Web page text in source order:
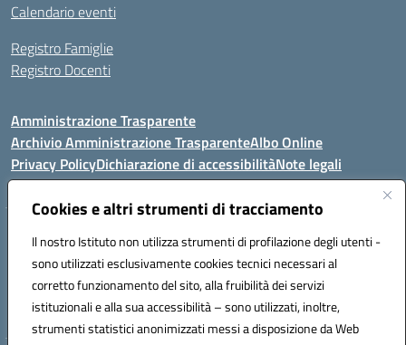
Cookies e altri strumenti di tracciamento
Il nostro Istituto non utilizza strumenti di profilazione degli utenti -
sono utilizzati esclusivamente cookies tecnici necessari al
corretto funzionamento del sito, alla fruibilità dei servizi
istituzionali e alla sua accessibilità – sono utilizzati, inoltre,
strumenti statistici anonimizzati messi a disposizione da Web
Calendario eventi
Registro Famiglie
Registro Docenti
Amministrazione Trasparente
Archivio Amministrazione TrasparenteAlbo Online
Privacy PolicyDichiarazione di accessibilitàNote legali
Istituto Comprensivo Statale
Via Cupa Campanariello, 5 - 80059, Torre del Greco (NA)
Tel. +39 0818834377 - Fax +39 0818834377 - Cod.Fisc. 95170530638
Email: naic8df00a@istruzione.it - PEC: naic8df00a@pec.istruzione.it